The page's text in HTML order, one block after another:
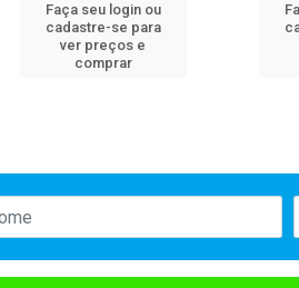
Faça seu login ou
cadastre-se para
ver preços e
comprar